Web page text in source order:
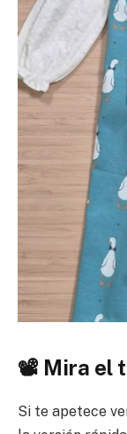
📽️ Mira el
Si te apetece